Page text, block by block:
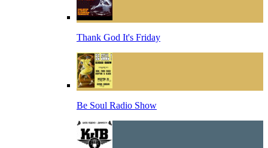
Thank God It's Friday
Be Soul Radio Show